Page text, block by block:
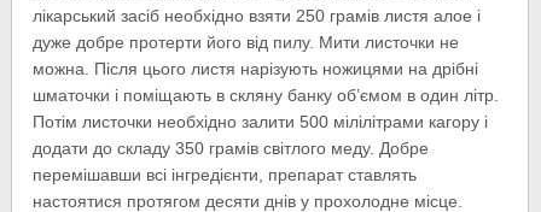
лікарський засіб необхідно взяти 250 грамів листя алое і
дуже добре протерти його від пилу. Мити листочки не
можна. Після цього листя нарізують ножицями на дрібні
шматочки і поміщають в скляну банку об’ємом в один літр.
Потім листочки необхідно залити 500 мілілітрами кагору і
додати до складу 350 грамів світлого меду. Добре
перемішавши всі інгредієнти, препарат ставлять
настоятися протягом десяти днів у прохолодне місце.